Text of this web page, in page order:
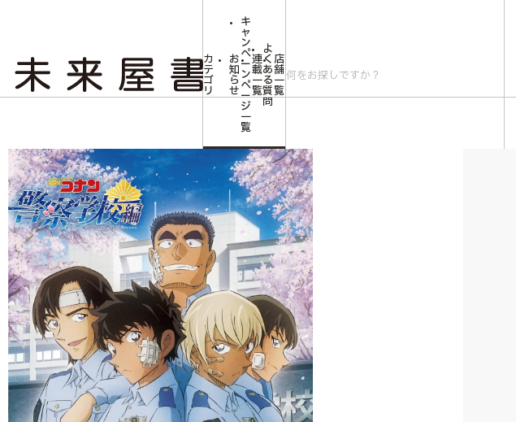
カ
テ
ゴ
リ
お
知
ら
せ
キ
ャ
ン
ペ
ー
ン
ペ
ー
ジ
一
覧
連
載
一
覧
よ
く
あ
る
質
問
店
舗
一
覧
名探偵コナン 警察学校編 Wild Police Story【Blu-ray】